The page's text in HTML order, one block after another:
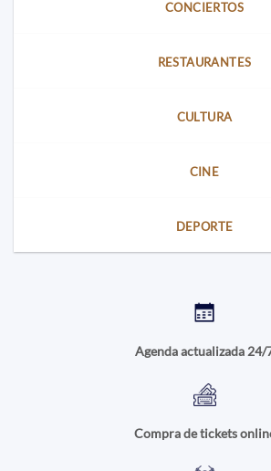
CONCIERTOS
RESTAURANTES
CULTURA
CINE
DEPORTE
Agenda actualizada 24/
Compra de tickets